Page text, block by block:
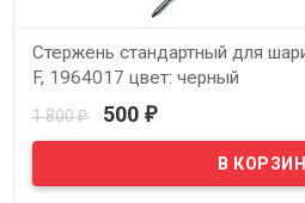
Стержень стандартный для
F, 1964017 цвет: черный
В наличии
Стержень стандартный для
1 800₽ 500 ₽